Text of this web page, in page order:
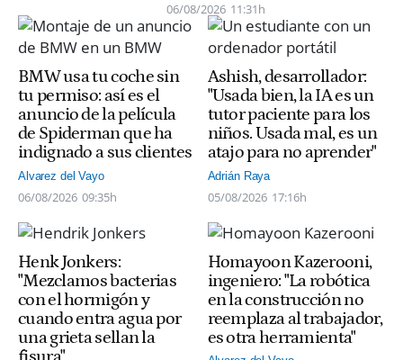
06/08/2026 11:31h
BMW usa tu coche sin
tu permiso: así es el
anuncio de la película
de Spiderman que ha
indignado a sus clientes
Alvarez del Vayo
06/08/2026 09:35h
Ashish, desarrollador:
"Usada bien, la IA es un
tutor paciente para los
niños. Usada mal, es un
atajo para no aprender"
Adrián Raya
05/08/2026 17:16h
Henk Jonkers:
"Mezclamos bacterias
con el hormigón y
cuando entra agua por
una grieta sellan la
Homayoon Kazerooni,
ingeniero: "La robótica
en la construcción no
reemplaza al trabajador,
es otra herramienta"